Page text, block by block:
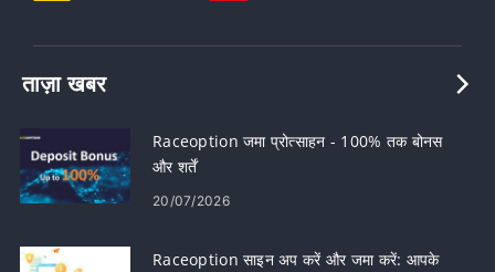
ताज़ा खबर
Raceoption जमा प्रोत्साहन - 100% तक बोनस
और शर्तें
20/07/2026
Raceoption साइन अप करें और जमा करें: आपके